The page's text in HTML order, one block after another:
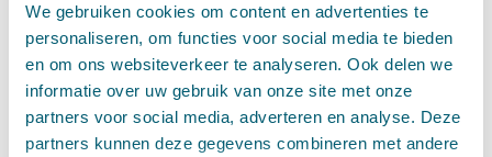
We gebruiken cookies om content en advertenties te
personaliseren, om functies voor social media te bieden
en om ons websiteverkeer te analyseren. Ook delen we
informatie over uw gebruik van onze site met onze
partners voor social media, adverteren en analyse. Deze
partners kunnen deze gegevens combineren met andere
januari (18)
►
2023 (177)
december (12)
november (16)
oktober (17)
september (14)